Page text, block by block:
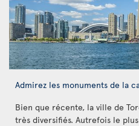
Admirez les monuments de la
Bien que récente, la ville de
très diversifiés. Autrefois le